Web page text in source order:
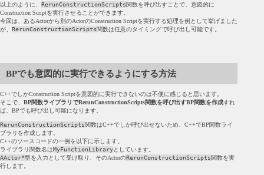
以上のように、 RerunConstructionScripts関数を呼び出すことで、意図的に
Construction Scriptを実行させることができます。
今回は、あるActorから別のActorのConstruction Scriptを実行する処理を例として挙げました
が、 RerunConstructionScripts関数は任意のタイミングで呼び出し可能です。
BPでも意図的に実行できるようにする方法
C++でしかConstruction Scriptを意図的に実行できないのは不便に感じると思います。
そこで、 BP関数ライブラリでRerunConstructionScripts関数を呼び出すBP関数を作成すれ
ば、BPでも呼び出し可能になります。
RerunConstructionScripts関数はC++でしか呼び出せないため、C++でBP関数ライ
ブラリを作成します。
C++のソースコードの一例を以下に示します。
ライブラリ関数名はMyFunctionLibraryとしています。
AActor*型を入力として受け取り、そのActorのRerunConstructionScripts関数を実
行します。